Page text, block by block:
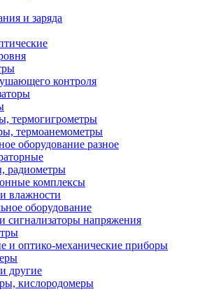
и заряда
контроля
термогигрометры
термоанемометры
оборудование разное
радиометры
комплексы
влажности
оборудование
сигнализаторы напряжения
и оптико-механические приборы
другие
кислородомеры